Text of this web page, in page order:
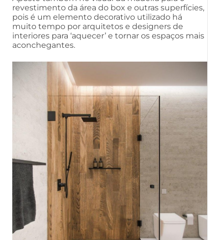
revestimento da área do box e outras superfícies,
pois é um elemento decorativo utilizado há
muito tempo por arquitetos e designers de
interiores para ‘aquecer’ e tornar os espaços mais
aconchegantes.